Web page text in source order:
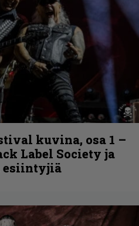
kuvina, osa 1 –
Label Society ja
esiintyjiä